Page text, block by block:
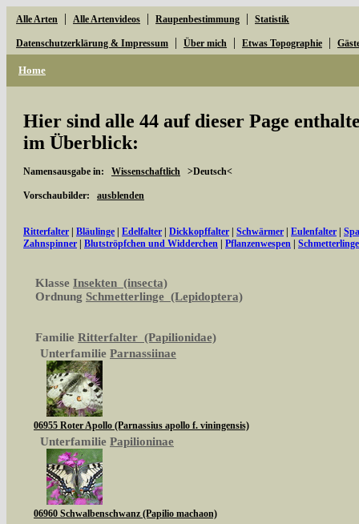
Alle Arten | Alle Artenvideos | Raupenbestimmung | Statistik
Datenschutzerklärung & Impressum | Über mich | Etwas Topographie |
Home
Hier sind alle 44 auf dieser Page
im Überblick:
Namensausgabe in: Wissenschaftlich >Deutsch<
Vorschaubilder: ausblenden
Ritterfalter Bläulinge Edelfalter Dickkopffalter Schwärmer Eulenfalter
Zahnspinner
Blutströpfchen und Widderchen Pflanzenwespen
Klasse Insekten (insecta)
Ordnung Schmetterlinge (Lepidoptera)
Familie Ritterfalter (Papilionidae)
Unterfamilie Parnassiinae
06955 Roter Apollo (Parnassius apollo f. viningensis)
Unterfamilie Papilioninae
06960 Schwalbenschwanz (Papilio machaon)